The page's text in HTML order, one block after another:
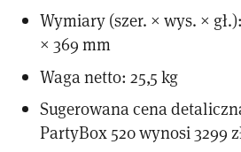
Wymiary (szer. × wys. ×
× 369 mm
Waga netto: 25,5 kg
Sugerowana cena
PartyBox 520 wynosi 3299